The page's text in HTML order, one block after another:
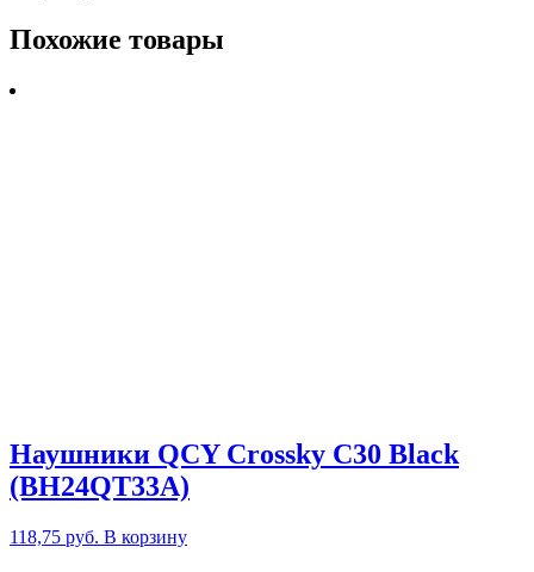
Похожие товары
Наушники QCY Crossky C30 Black
(BH24QT33A)
118,75 руб. В корзину